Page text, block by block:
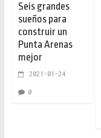
Seis grandes
sueños para
construir un
Punta Arenas
mejor
2021-01-24
0